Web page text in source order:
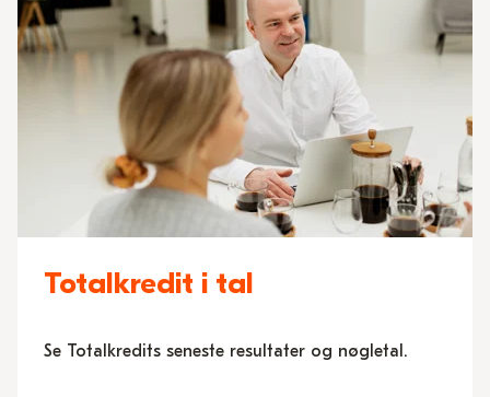
Totalkredit i tal
Se Totalkredits seneste resultater og nøgletal.